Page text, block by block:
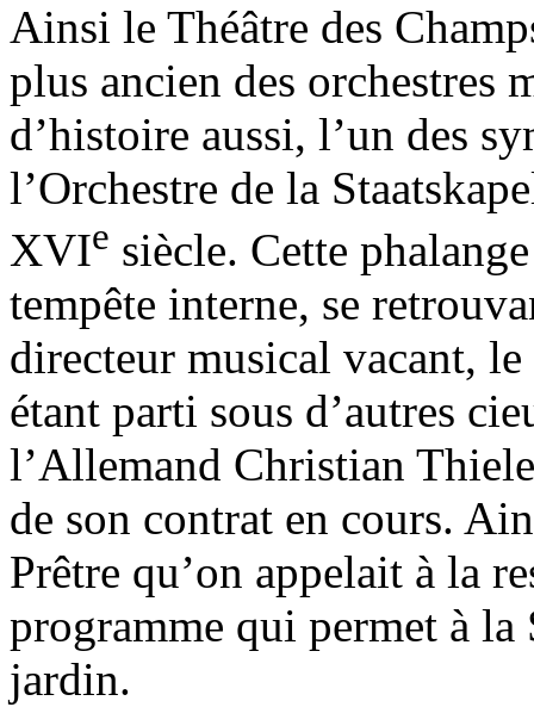
Ainsi le Théâtre des
plus ancien des orchestres
d’histoire aussi, l’un des
l’Orchestre de la
XVIe siècle. Cette
tempête interne, se
directeur musical vacant,
étant parti sous d’autres
l’Allemand Christian
de son contrat en cours.
Prêtre qu’on appelait à la
programme qui permet à la
jardin.